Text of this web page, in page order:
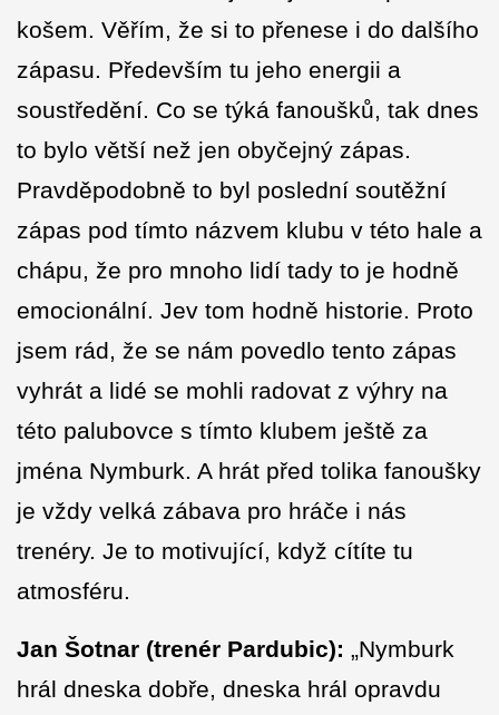
košem. Věřím, že si to přenese i do dalšího
zápasu. Především tu jeho energii a
soustředění. Co se týká fanoušků, tak dnes
to bylo větší než jen obyčejný zápas.
Pravděpodobně to byl poslední soutěžní
zápas pod tímto názvem klubu v této hale a
chápu, že pro mnoho lidí tady to je hodně
emocionální. Jev tom hodně historie. Proto
jsem rád, že se nám povedlo tento zápas
vyhrát a lidé se mohli radovat z výhry na
této palubovce s tímto klubem ještě za
jména Nymburk. A hrát před tolika fanoušky
je vždy velká zábava pro hráče i nás
trenéry. Je to motivující, když cítíte tu
atmosféru.
Jan Šotnar (trenér Pardubic): „Nymburk
hrál dneska dobře, dneska hrál opravdu